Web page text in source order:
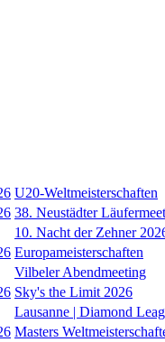
U20-Weltmeisterschaften
38. Neustädter
10. Nacht der Zehner
Europameisterschaften
Vilbeler Abendmeeting
Sky's the Limit 2026
Lausanne | Diamond
Masters